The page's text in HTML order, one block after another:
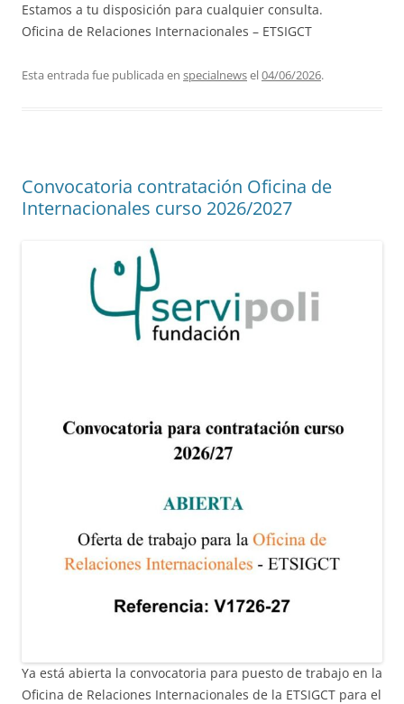
Estamos a tu disposición para cualquier consulta.
Oficina de Relaciones Internacionales – ETSIGCT
Esta entrada fue publicada en specialnewsel04/06/2026.
Convocatoria contratación Oficina de
Internacionales curso 2026/2027
Ya está abierta la convocatoria para puesto de trabajo en la
Oficina de Relaciones Internacionales de la ETSIGCT para el